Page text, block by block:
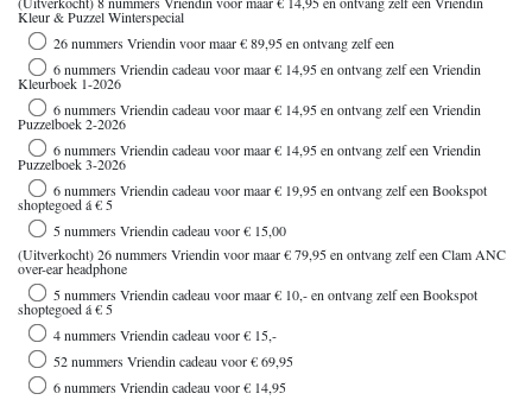
Kleur & Puzzel Winterspecial
26 nummers Vriendin voor maar € 89,95 en ontvang zelf een
6 nummers Vriendin cadeau voor maar € 14,95 en ontvang zelf een Vriendin
Kleurboek 1-2026
6 nummers Vriendin cadeau voor maar € 14,95 en ontvang zelf een Vriendin
Puzzelboek 2-2026
6 nummers Vriendin cadeau voor maar € 14,95 en ontvang zelf een Vriendin
Puzzelboek 3-2026
6 nummers Vriendin cadeau voor maar € 19,95 en ontvang zelf een Bookspot
shoptegoed á € 5
5 nummers Vriendin cadeau voor € 15,00
(Uitverkocht) 26 nummers Vriendin voor maar € 79,95 en ontvang zelf een Clam ANC
over-ear headphone
5 nummers Vriendin cadeau voor maar € 10,- en ontvang zelf een Bookspot
shoptegoed á € 5
4 nummers Vriendin cadeau voor € 15,-
52 nummers Vriendin cadeau voor € 69,95
6 nummers Vriendin cadeau voor € 14,95